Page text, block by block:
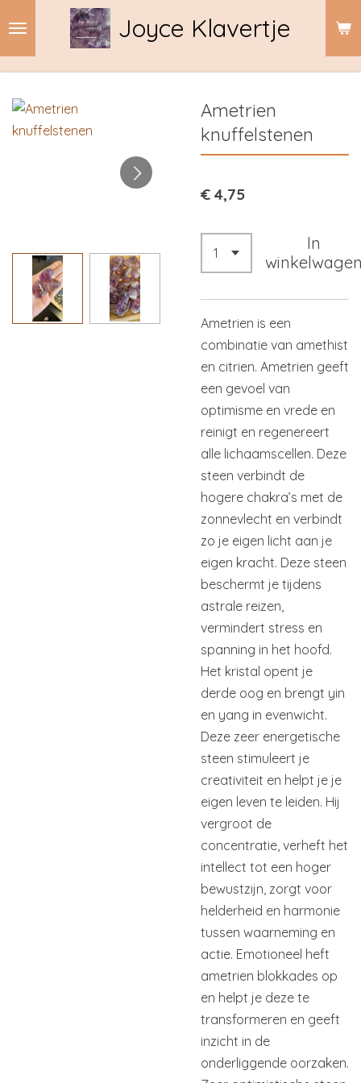
hoofdinhoud
Joyce Klavertje
Ametrien
knuffelstenen
€ 4,75
In
Ametrien is een
combinatie van amethist
en citrien. Ametrien geeft
een gevoel van
optimisme en vrede en
reinigt en regenereert
alle lichaamscellen. Deze
steen verbindt de
hogere chakra’s met de
zonnevlecht en verbindt
zo je eigen licht aan je
eigen kracht. Deze steen
beschermt je tijdens
astrale reizen,
vermindert stress en
spanning in het hoofd.
Het kristal opent je
derde oog en brengt yin
en yang in evenwicht.
Deze zeer energetische
steen stimuleert je
creativiteit en helpt je je
eigen leven te leiden. Hij
vergroot de
concentratie, verheft het
intellect tot een hoger
bewustzijn, zorgt voor
helderheid en harmonie
tussen waarneming en
actie. Emotioneel heft
ametrien blokkades op
en helpt je deze te
transformeren en geeft
inzicht in de
onderliggende oorzaken.